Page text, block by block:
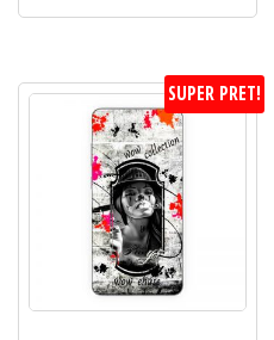
SUPER PRET!